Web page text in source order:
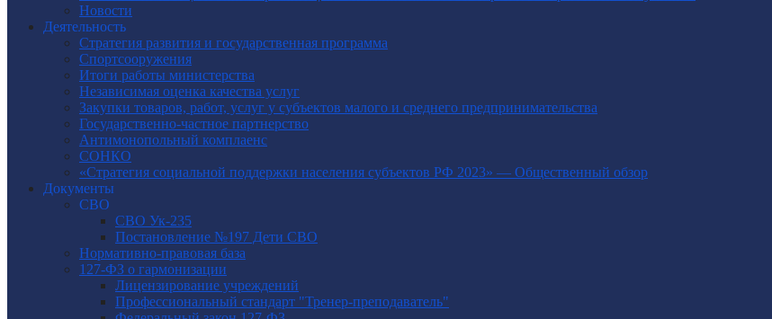
Новости
Деятельность
Стратегия развития и государственная программа
Спортсооружения
Итоги работы министерства
Независимая оценка качества услуг
Закупки товаров, работ, услуг у субъектов малого и среднего предпринимательства
Государственно-частное партнерство
Антимонопольный комплаенс
СОНКО
«Стратегия социальной поддержки населения субъектов РФ 2023» — Общественный обзор
Документы
СВО
СВО Ук-235
Постановление №197 Дети СВО
Нормативно-правовая база
127-ФЗ о гармонизации
Лицензирование учреждений
Профессиональный стандарт "Тренер-преподаватель"